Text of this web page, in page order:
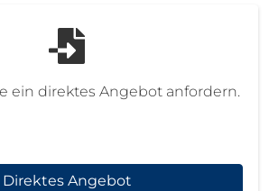
ein direktes Angebot anfordern.
Direktes Angebot